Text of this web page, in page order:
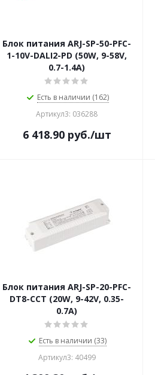
Блок питания ARJ-SP-50-PFC-
1-10V-DALI2-PD (50W, 9-58V,
0.7-1.4A)
Есть в наличии (162)
Артикул3: 036288
6 418.90руб./шт
Блок питания ARJ-SP-20-PFC-
DT8-ССT (20W, 9-42V, 0.35-
0.7А)
Есть в наличии (33)
Артикул3: 40499